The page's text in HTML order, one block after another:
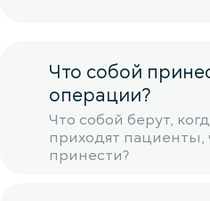
Что собой
операции?
Что собой берут,
приходят пациенты,
принести?